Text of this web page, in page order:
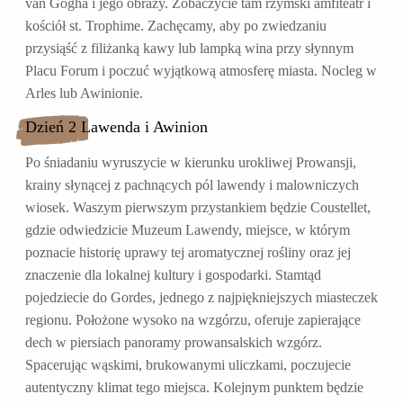
van Gogha i jego obrazy. Zobaczycie tam rzymski amfiteatr i
kościół st. Trophime. Zachęcamy, aby po zwiedzaniu
przysiąść z filiżanką kawy lub lampką wina przy słynnym
Placu Forum i poczuć wyjątkową atmosferę miasta. Nocleg w
Arles lub Awinionie.
Dzień 2 Lawenda i Awinion
Po śniadaniu wyruszycie w kierunku urokliwej Prowansji,
krainy słynącej z pachnących pól lawendy i malowniczych
wiosek. Waszym pierwszym przystankiem będzie Coustellet,
gdzie odwiedzicie Muzeum Lawendy, miejsce, w którym
poznacie historię uprawy tej aromatycznej rośliny oraz jej
znaczenie dla lokalnej kultury i gospodarki. Stamtąd
pojedziecie do Gordes, jednego z najpiękniejszych miasteczek
regionu. Położone wysoko na wzgórzu, oferuje zapierające
dech w piersiach panoramy prowansalskich wzgórz.
Spacerując wąskimi, brukowanymi uliczkami, poczujecie
autentyczny klimat tego miejsca. Kolejnym punktem będzie